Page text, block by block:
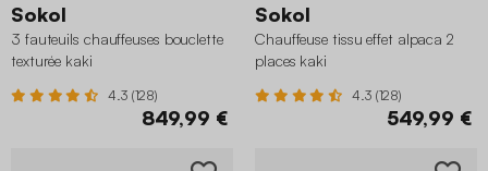
Sokol
3 fauteuils chauffeuses bouclette
texturée kaki
4.3 (128)
849,99 €
Sokol
Chauffeuse tissu effet alpaca 2
places kaki
4.3 (128)
549,99 €